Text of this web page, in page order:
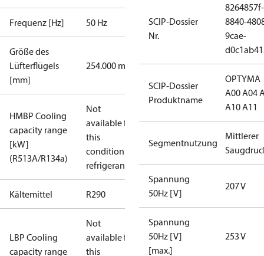
Frequenz [Hz] 50 Hz
Größe des
Lüfterflügels
[mm]
254.000 mm
HMBP Cooling
capacity range
[kW]
(R513A/R134a)
Not
available for
this
condition /
refrigerant
Kältemittel R290
LBP Cooling
capacity range
Not
available for
this
SCIP-Dossier
Nr.
8264857f-
8840-
9cae-
SCIP-Dossier
Produktname
OPTYMA
A00 A04
A10 A11
Segmentnutzung
Mittlerer
Spannung
50Hz [V]
207 V
Spannung
50Hz [V]
[max.]
253 V